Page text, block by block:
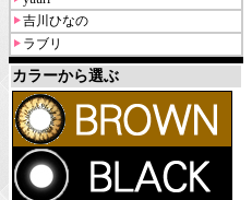
吉川ひなの
ラブリ
カラーから選ぶ